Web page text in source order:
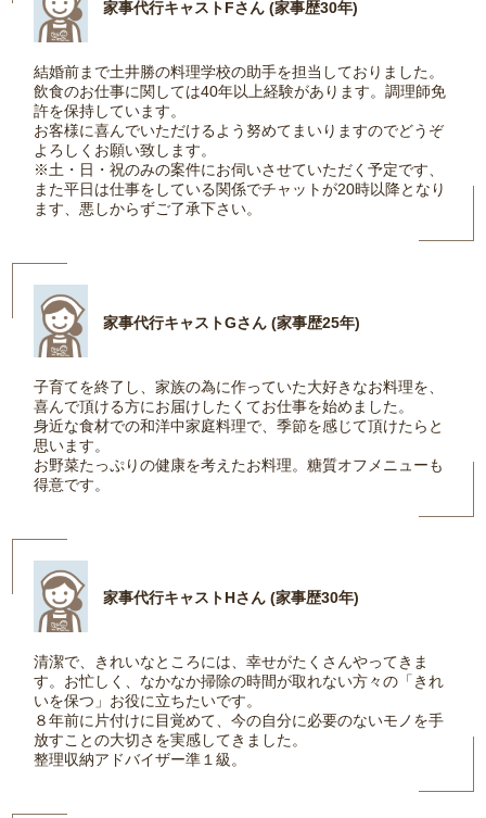
家事代行キャストFさん (家事歴30年)
結婚前まで土井勝の料理学校の助手を担当しておりました。
飲食のお仕事に関しては40年以上経験があります。調理師免
許を保持しています。
お客様に喜んでいただけるよう努めてまいりますのでどうぞ
よろしくお願い致します。
※土・日・祝のみの案件にお伺いさせていただく予定です、
また平日は仕事をしている関係でチャットが20時以降となり
ます、悪しからずご了承下さい。
家事代行キャストGさん (家事歴25年)
子育てを終了し、家族の為に作っていた大好きなお料理を、
喜んで頂ける方にお届けしたくてお仕事を始めました。
身近な食材での和洋中家庭料理で、季節を感じて頂けたらと
思います。
お野菜たっぷりの健康を考えたお料理。糖質オフメニューも
得意です。
家事代行キャストHさん (家事歴30年)
清潔で、きれいなところには、幸せがたくさんやってきま
す。お忙しく、なかなか掃除の時間が取れない方々の「きれ
いを保つ」お役に立ちたいです。
８年前に片付けに目覚めて、今の自分に必要のないモノを手
放すことの大切さを実感してきました。
整理収納アドバイザー準１級。